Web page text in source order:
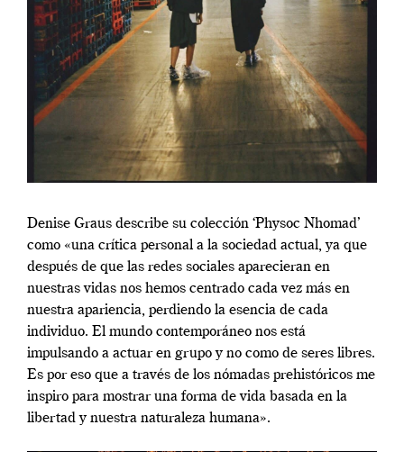
Denise Graus describe su colección ‘Physoc Nhomad’
como «una crítica personal a la sociedad actual, ya que
después de que las redes sociales aparecieran en
nuestras vidas nos hemos centrado cada vez más en
nuestra apariencia, perdiendo la esencia de cada
individuo. El mundo contemporáneo nos está
impulsando a actuar en grupo y no como de seres libres.
Es por eso que a través de los nómadas prehistóricos me
inspiro para mostrar una forma de vida basada en la
libertad y nuestra naturaleza humana».